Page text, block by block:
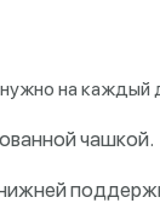
на каждый
чашкой.